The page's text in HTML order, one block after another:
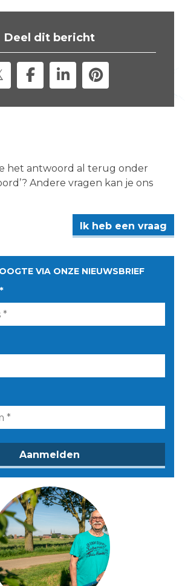
s
Deel dit bericht
het antwoord al terug onder
Andere vragen kan je ons
Ik heb een vraag
VIA ONZE NIEUWSBRIEF